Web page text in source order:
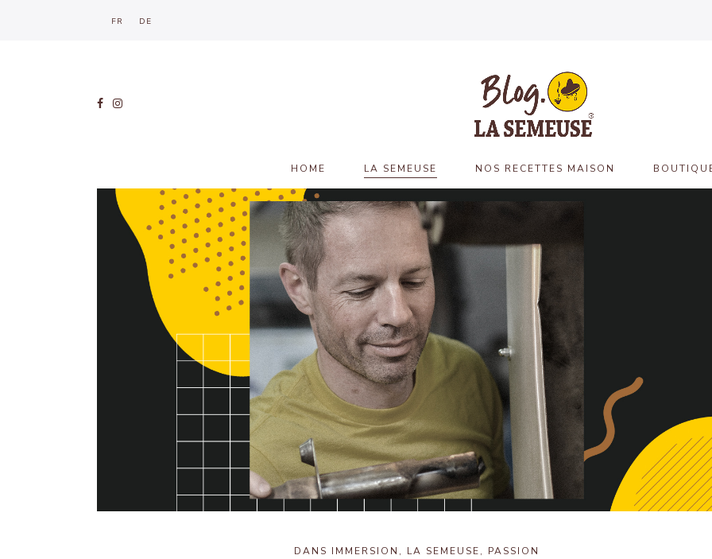
FR DE
HOME LA SEMEUSE NOS RECETTES MAISON
DANS IMMERSION , LA SEMEUSE, PASSION